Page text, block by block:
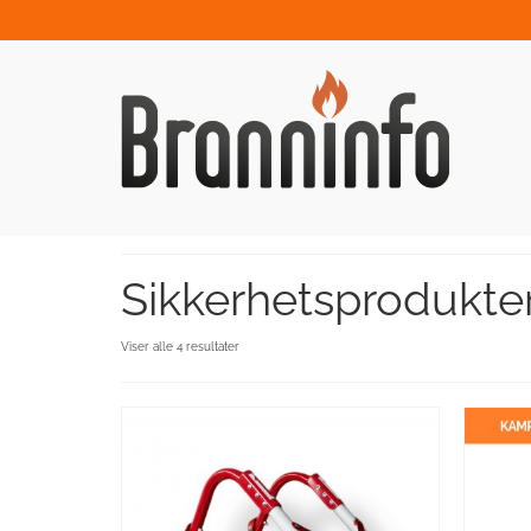
Viser alle 4 resultater